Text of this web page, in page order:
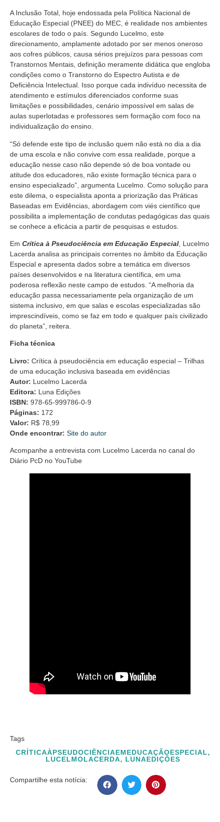
A Inclusão Total, hoje endossada pela Política Nacional de
Educação Especial (PNEE) do MEC, é realidade nos ambientes
escolares de todo o país. Segundo Lucelmo, este
direcionamento, amplamente adotado por ser menos oneroso
aos cofres públicos, causa sérios prejuízos para pessoas com
Transtornos Mentais, definição meramente didática que engloba
condições como o Transtorno do Espectro Autista e de
Deficiência Intelectual. Isso porque cada indivíduo necessita de
atendimento e estímulos diferenciados conforme suas
limitações e possibilidades, cenário impossível em salas de
aulas superlotadas e professores sem formação com foco na
individualização do ensino.
“Só defende este tipo de inclusão quem não está no dia a dia
de uma escola e não convive com essa realidade, porque a
educação nesse caso não depende só de boa vontade ou
atitude dos educadores, não existe formação técnica para o
ensino especializado”, argumenta Lucelmo. Como solução para
este dilema, o especialista aponta a priorização das Práticas
Baseadas em Evidências, abordagem com viés científico que
possibilita a implementação de condutas pedagógicas das quais
se conhece a eficácia a partir de pesquisas e estudos.
Em Crítica à Pseudociência em Educação Especial , Lucelmo
Lacerda analisa as principais correntes no âmbito da Educação
Especial e apresenta dados sobre a temática em diversos
países desenvolvidos e na literatura científica, em uma
poderosa reflexão neste campo de estudos. “A melhoria da
educação passa necessariamente pela organização de um
sistema inclusivo, em que salas e escolas especializadas são
imprescindíveis, como se faz em todo e qualquer país civilizado
do planeta”, reitera.
Ficha técnica
Livro: Crítica à pseudociência em educação especial – Trilhas
de uma educação inclusiva baseada em evidências
Autor: Lucelmo Lacerda
Editora: Luna Edições
ISBN: 978-65-999786-0-9
Páginas: 172
Valor: R$ 78,99
Onde encontrar: Site do autor
Acompanhe a entrevista com Lucelmo Lacerda no canal do
Diário PcD no YouTube
Tags
CRÍTICAÀPSEUDOCIÊNCIAEMEDUCAÇÃOESPECIAL,
LUCELMOLACERDA, LUNAEDIÇÕES
Compartilhe esta notícia: